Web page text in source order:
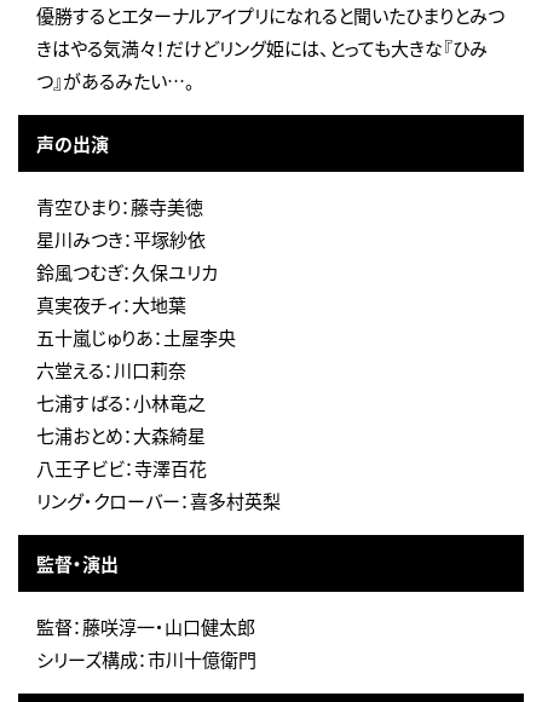
優勝するとエターナルアイプリになれると聞いたひまりとみつ
きはやる気満々！だけどリング姫には、とっても大きな『ひみ
つ』があるみたい…。
声の出演
青空ひまり：藤寺美徳
星川みつき：平塚紗依
鈴風つむぎ：久保ユリカ
真実夜チィ：大地葉
五十嵐じゅりあ：土屋李央
六堂える：川口莉奈
七浦すばる：小林竜之
七浦おとめ：大森綺星
八王子ビビ：寺澤百花
リング・クローバー：喜多村英梨
監督・演出
監督：藤咲淳一・山口健太郎
シリーズ構成：市川十億衛門